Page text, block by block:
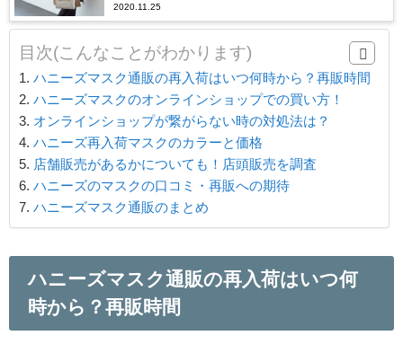
2020.11.25
目次(こんなことがわかります)
ハニーズマスク通販の再入荷はいつ何時から？再販時間
ハニーズマスクのオンラインショップでの買い方！
オンラインショップが繋がらない時の対処法は？
ハニーズ再入荷マスクのカラーと価格
店舗販売があるかについても！店頭販売を調査
ハニーズのマスクの口コミ・再販への期待
ハニーズマスク通販のまとめ
ハニーズマスク通販の再入荷はいつ何
時から？再販時間